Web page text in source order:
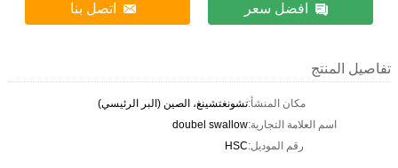
افضل سعر اتصل بنا
تفاصيل المنتج
مكان المنشأ:تشونغتشينغ، الصين (البر الرئيسي)
اسم العلامة التجارية:doubel swallow
رقم الموديل:HSC